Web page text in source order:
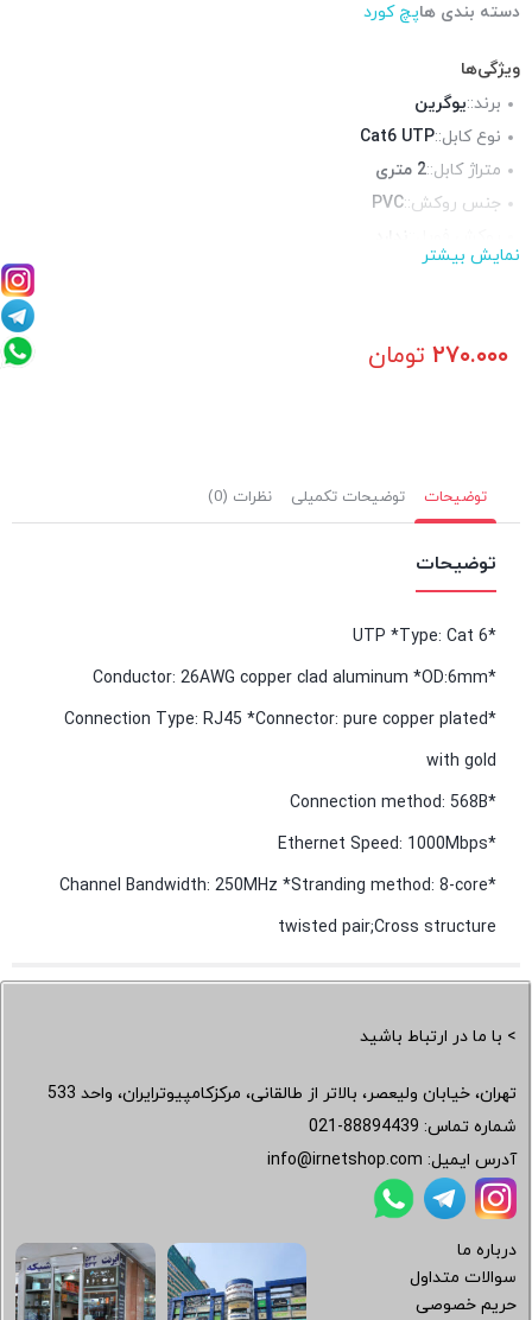
دسته بندی هاپچ کورد
ویژگی‌ها
برند::یوگرین
نوع کابل::Cat6 UTP
متراژ کابل::2 متری
جنس روکش::PVC
روکش شیلد::
نمایش بیشتر
۲۷۰.۰۰۰ تومان
توضیحات توضیحات تکمیلی نظرات (0)
توضیحات
*UTP *Type: Cat 6
*Conductor: 26AWG copper clad aluminum *OD:6mm
*Connection Type: RJ45 *Connector: pure copper plated
with gold
*Connection method: 568B
*Ethernet Speed: 1000Mbps
*Channel Bandwidth: 250MHz *Stranding method: 8-core
twisted pair;Cross structure
> با ما در ارتباط باشید
تهران، خیابان ولیعصر، بالاتر از طالقانی، مرکزکامپیوترایران، واحد 533
شماره تماس: 021-88894439
آدرس ایمیل: info@irnetshop.com
درباره ما
سوالات متداول
حریم خصوصی